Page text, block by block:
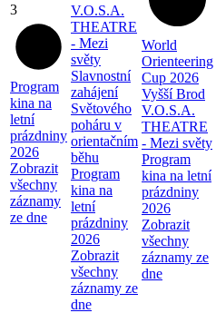
3
Program
kina na
letní
prázdniny
2026
Zobrazit
všechny
záznamy
ze dne
V.O.S.A.
THEATRE
- Mezi
světy
Slavnostní
zahájení
Světového
poháru v
orientačním
běhu
Program
kina na
letní
prázdniny
2026
Zobrazit
všechny
záznamy ze
dne
World
Orienteering
Cup 2026
Vyšší Brod
V.O.S.A.
THEATRE
- Mezi světy
Program
kina na letní
prázdniny
2026
Zobrazit
všechny
záznamy ze
dne